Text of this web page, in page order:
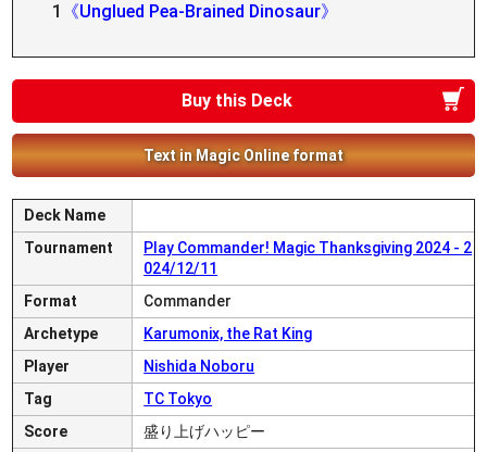
1
《Unglued Pea-Brained Dinosaur》
Buy this Deck
Text in Magic Online format
Deck Name
Tournament
Play Commander! Magic Thanksgiving 2024 - 2
024/12/11
Format
Commander
Archetype
Karumonix, the Rat King
Player
Nishida Noboru
Tag
TC Tokyo
Score
盛り上げハッピー